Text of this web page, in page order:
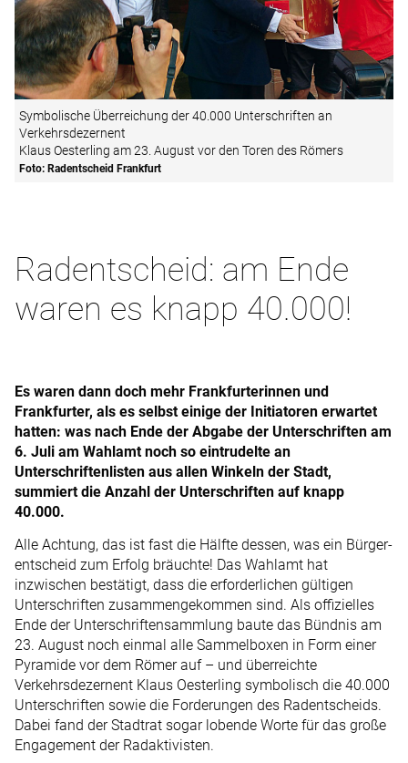
Symbolische Überreichung der 40.000 Unterschriften an
Verkehrsdezernent
Klaus Oesterling am 23. August vor den Toren des Römers
Foto: Radentscheid Frankfurt
Radentscheid: am Ende
waren es knapp 40.000!
Es waren dann doch mehr Frankfurterinnen und
Frankfurter, als es selbst einige der Initiatoren erwartet
hatten: was nach Ende der Abgabe der Unterschriften am
6. Juli am Wahlamt noch so eintrudelte an
Unterschriftenlisten aus allen Winkeln der Stadt,
summiert die Anzahl der Unterschriften auf knapp
40.000.
Alle Achtung, das ist fast die Hälfte dessen, was ein Bürger­
entscheid zum Erfolg bräuchte! Das Wahlamt hat
inzwischen bestätigt, dass die erforderlichen gültigen
Unterschriften zusammengekommen sind. Als offizielles
Ende der Unterschriftensammlung baute das Bündnis am
23. August noch einmal alle Sammelboxen in Form einer
Pyramide vor dem Römer auf – und überreichte
Verkehrsdezernent Klaus Oesterling symbolisch die 40.000
Unterschriften sowie die Forderungen des Radentscheids.
Dabei fand der Stadtrat sogar lobende Worte für das große
Engagement der Radaktivisten.